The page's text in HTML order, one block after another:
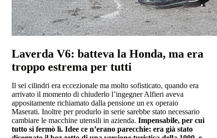
Laverda V6: batteva la Honda, ma era
troppo estrema per tutti
Il sei cilindri era eccezionale ma molto sofisticato, quando era
arrivato il momento di chiuderlo l’ingegner Alfieri aveva
appositamente richiamato dalla pensione un ex operaio
Maserati. Inoltre per produrlo in serie sarebbe stato necessario
cambiare le macchine utensili in azienda. Impensabile, per cui
tutto si fermò lì. Idee ce n’erano parecchie: era già stato